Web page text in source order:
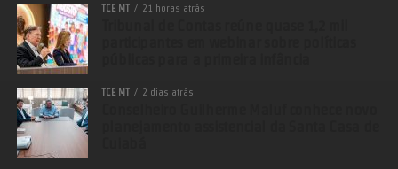
TCE MT 21 horas atrás
TCE MT 2 dias atrás